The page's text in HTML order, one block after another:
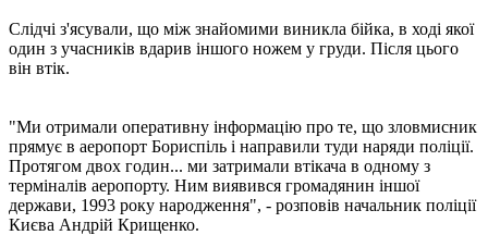
Слідчі з'ясували, що між знайомими виникла бійка, в ході якої
один з учасників вдарив іншого ножем у груди. Після цього
він втік.
"Ми отримали оперативну інформацію про те, що зловмисник
прямує в аеропорт Бориспіль і направили туди наряди поліції.
Протягом двох годин... ми затримали втікача в одному з
терміналів аеропорту. Ним виявився громадянин іншої
держави, 1993 року народження", - розповів начальник поліції
Києва Андрій Крищенко.